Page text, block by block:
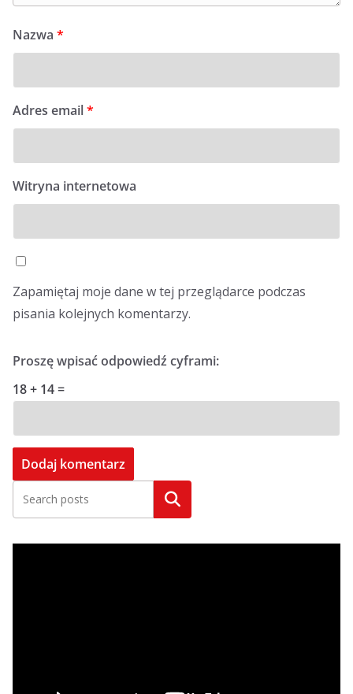
Nazwa *
Adres email*
Witryna internetowa
Zapamiętaj moje dane w tej przeglądarce podczas
pisania kolejnych komentarzy.
Proszę wpisać odpowiedź cyframi:
18 + 14 =
Szukaj